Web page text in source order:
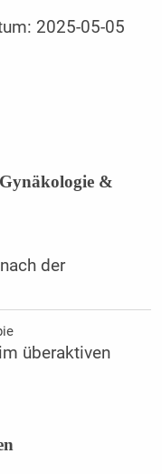
2025-05-05
&
der
überaktiven